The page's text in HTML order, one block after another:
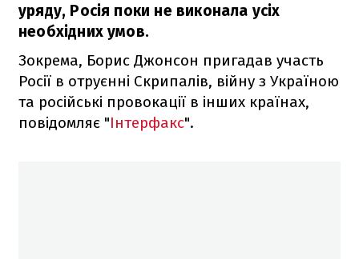
уряду, Росія поки не виконала усіх
необхідних умов.
Зокрема, Борис Джонсон пригадав участь
Росії в отруєнні Скрипалів, війну з Україною
та російські провокації в інших країнах,
повідомляє "Інтерфакс".